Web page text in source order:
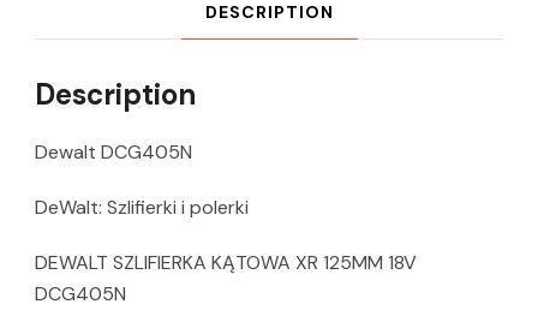
DESCRIPTION
Description
Dewalt DCG405N
DeWalt: Szlifierki i polerki
DEWALT SZLIFIERKA KĄTOWA XR 125MM 18V
DCG405N